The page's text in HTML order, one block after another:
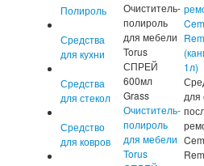
Полироль
Средства
для кухни
Средства
для стекол
Средство
для ковров
Очиститель-
полироль
для мебели
Torus
СПРЕЙ
600мл
Grass
Очиститель-
полироль
для мебели
Torus
для